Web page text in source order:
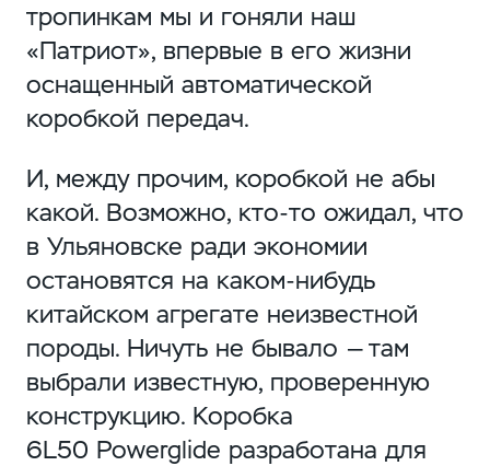
тропинкам мы и гоняли наш
«Патриот», впервые в его жизни
оснащенный автоматической
коробкой передач.
И, между прочим, коробкой не абы
какой. Возможно, кто-то ожидал, что
в Ульяновске ради экономии
остановятся на каком-нибудь
китайском агрегате неизвестной
породы. Ничуть не бывало — там
выбрали известную, проверенную
конструкцию. Коробка
6L50 Powerglide разработана для